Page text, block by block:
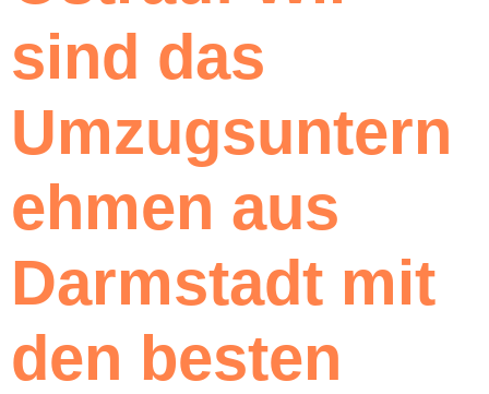
sind das
Umzugsuntern
ehmen aus
Darmstadt mit
den besten